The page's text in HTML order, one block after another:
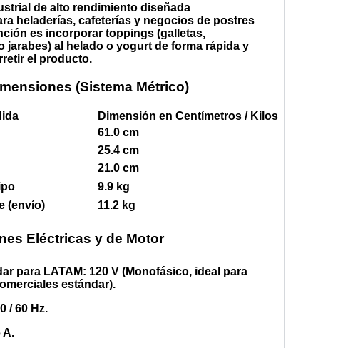
de alto rendimiento diseñada
heladerías, cafeterías y negocios de postres
es incorporar toppings (galletas,
jarabes) al helado o yogurt de forma rápida y
el producto.
(Sistema Métrico)
Dimensión en Centímetros / Kilos
61.0 cm
25.4 cm
21.0 cm
9.9 kg
(envío)
11.2 kg
Eléctricas y de Motor
para LATAM: 120 V (Monofásico, ideal para
estándar).
/ 60 Hz.
A.